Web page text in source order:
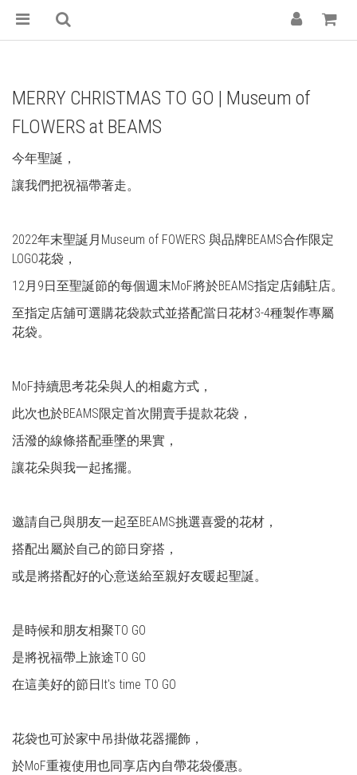
MERRY CHRISTMAS TO GO | Museum of
FLOWERS at BEAMS
今年聖誕，
讓我們把祝福帶著走。
2022年末聖誕月Museum of FOWERS 與品牌BEAMS合作限定
LOGO花袋，
12月9日至聖誕節的每個週末MoF將於BEAMS指定店鋪駐店。
至指定店舖可選購花袋款式並搭配當日花材3-4種製作專屬
花袋。
MoF持續思考花朵與人的相處方式，
此次也於BEAMS限定首次開賣手提款花袋，
活潑的線條搭配垂墜的果實，
讓花朵與我一起搖擺。
邀請自己與朋友一起至BEAMS挑選喜愛的花材，
搭配出屬於自己的節日穿搭，
或是將搭配好的心意送給至親好友暖起聖誕。
是時候和朋友相聚TO GO
是將祝福帶上旅途TO GO
在這美好的節日It's time TO GO
花袋也可於家中吊掛做花器擺飾，
於MoF重複使用也同享店內自帶花袋優惠。